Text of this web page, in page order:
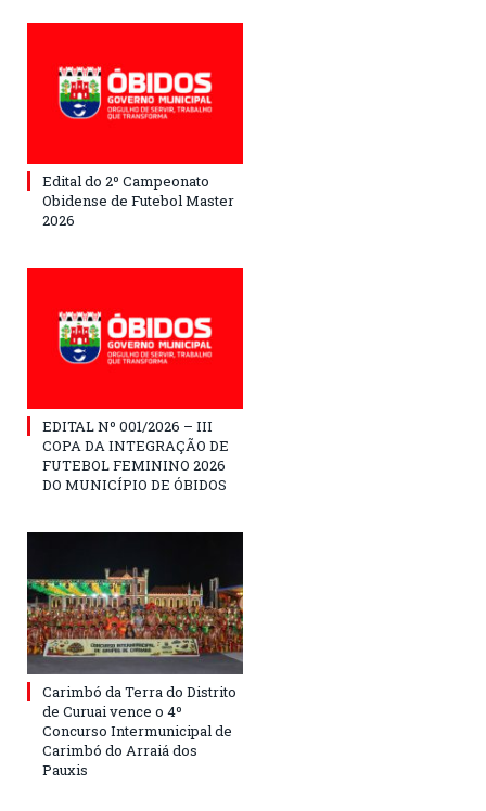
Edital do 2º Campeonato
Obidense de Futebol Master
2026
EDITAL Nº 001/2026 – III
COPA DA INTEGRAÇÃO DE
FUTEBOL FEMININO 2026
DO MUNICÍPIO DE ÓBIDOS
Carimbó da Terra do Distrito
de Curuai vence o 4º
Concurso Intermunicipal de
Carimbó do Arraiá dos
Pauxis